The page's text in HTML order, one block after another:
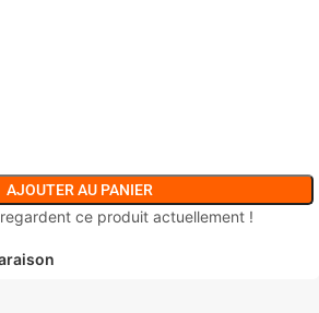
AJOUTER AU PANIER
ce produit actuellement !